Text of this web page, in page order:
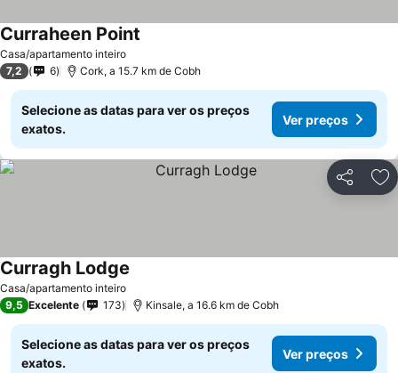
Casa/apartamento inteiro
Curraheen Point
7,2 6 Cork, a 15.7 km de Cobh
Selecione as datas para ver os preços
exatos.
Ver preços
Partilhar
Casa/apartamento inteiro
Curragh Lodge
9,5 Excelente 173 Kinsale, a 16.6 km de Cobh
Selecione as datas para ver os preços
exatos.
Ver preços